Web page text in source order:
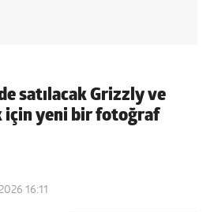
satılacak Grizzly ve
için yeni bir fotoğraf
16:11